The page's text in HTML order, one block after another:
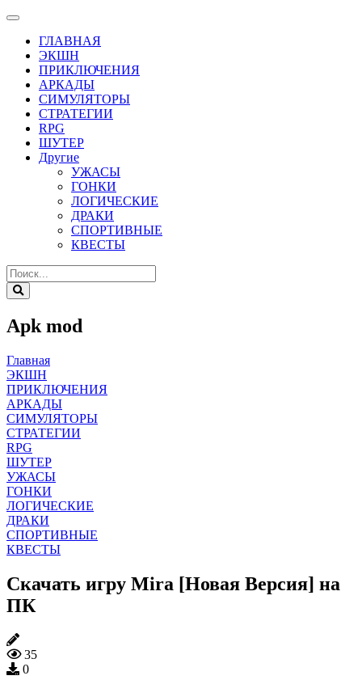
ГЛАВНАЯ
ЭКШН
ПРИКЛЮЧЕНИЯ
АРКАДЫ
СИМУЛЯТОРЫ
СТРАТЕГИИ
RPG
ШУТЕР
Другие
УЖАСЫ
ГОНКИ
ЛОГИЧЕСКИЕ
ДРАКИ
СПОРТИВНЫЕ
КВЕСТЫ
Apk mod
Главная
ЭКШН
ПРИКЛЮЧЕНИЯ
АРКАДЫ
СИМУЛЯТОРЫ
СТРАТЕГИИ
RPG
ШУТЕР
УЖАСЫ
ГОНКИ
ЛОГИЧЕСКИЕ
ДРАКИ
СПОРТИВНЫЕ
КВЕСТЫ
Скачать игру Mira [Новая Версия] на
ПК
35
0